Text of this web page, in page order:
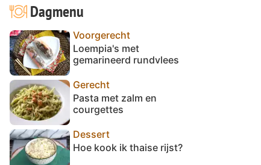
Dagmenu
Voorgerecht
Loempia's met
gemarineerd rundvlees
Gerecht
Pasta met zalm en
courgettes
Dessert
Hoe kook ik thaise rijst?